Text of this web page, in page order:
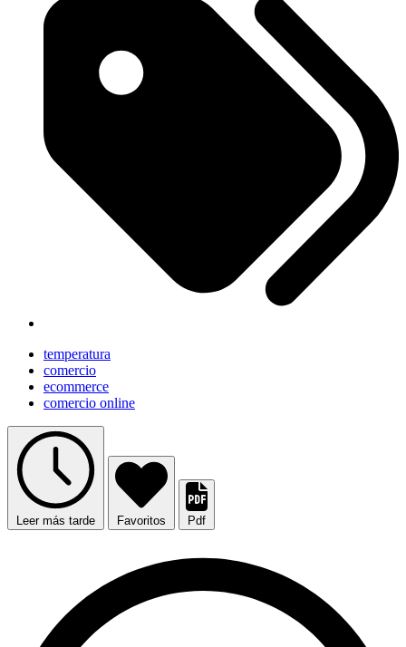
temperatura
comercio
ecommerce
comercio online
Leer más tarde Favoritos Pdf